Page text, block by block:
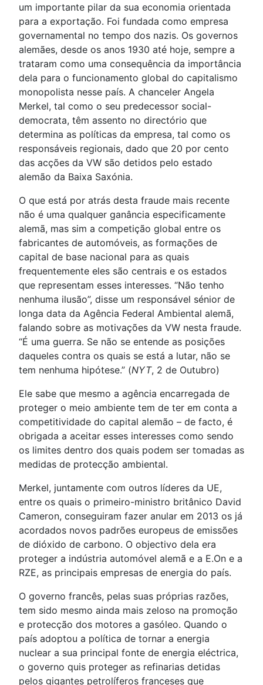
um importante pilar da sua economia orientada
para a exportação. Foi fundada como empresa
governamental no tempo dos nazis. Os governos
alemães, desde os anos 1930 até hoje, sempre a
trataram como uma consequência da importância
dela para o funcionamento global do capitalismo
monopolista nesse país. A chanceler Angela
Merkel, tal como o seu predecessor social-
democrata, têm assento no directório que
determina as políticas da empresa, tal como os
responsáveis regionais, dado que 20 por cento
das acções da VW são detidos pelo estado
alemão da Baixa Saxónia.
O que está por atrás desta fraude mais recente
não é uma qualquer ganância especificamente
alemã, mas sim a competição global entre os
fabricantes de automóveis, as formações de
capital de base nacional para as quais
frequentemente eles são centrais e os estados
que representam esses interesses. “Não tenho
nenhuma ilusão”, disse um responsável sénior de
longa data da Agência Federal Ambiental alemã,
falando sobre as motivações da VW nesta fraude.
“É uma guerra. Se não se entende as posições
daqueles contra os quais se está a lutar, não se
tem nenhuma hipótese.” (NYT, 2 de Outubro)
Ele sabe que mesmo a agência encarregada de
proteger o meio ambiente tem de ter em conta a
competitividade do capital alemão – de facto, é
obrigada a aceitar esses interesses como sendo
os limites dentro dos quais podem ser tomadas as
medidas de protecção ambiental.
Merkel, juntamente com outros líderes da UE,
entre os quais o primeiro-ministro britânico David
Cameron, conseguiram fazer anular em 2013 os já
acordados novos padrões europeus de emissões
de dióxido de carbono. O objectivo dela era
proteger a indústria automóvel alemã e a E.On e a
RZE, as principais empresas de energia do país.
O governo francês, pelas suas próprias razões,
tem sido mesmo ainda mais zeloso na promoção
e protecção dos motores a gasóleo. Quando o
país adoptou a política de tornar a energia
nuclear a sua principal fonte de energia eléctrica,
o governo quis proteger as refinarias detidas
pelos gigantes petrolíferos franceses que